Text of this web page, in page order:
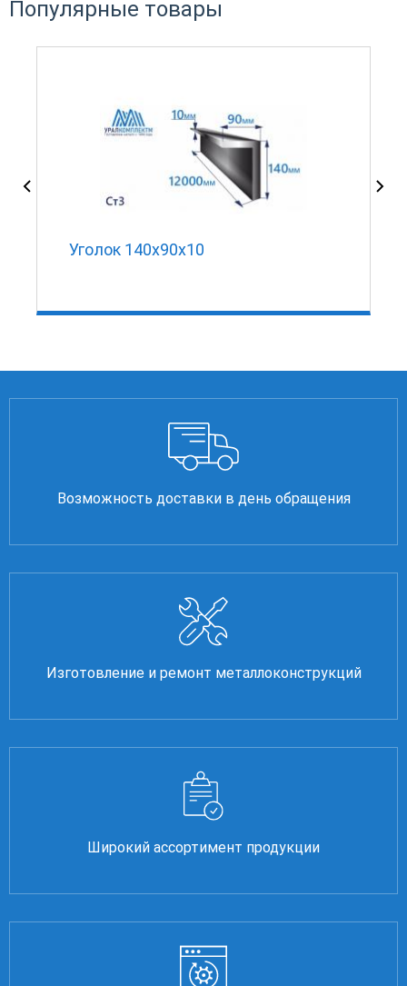
Популярные товары
Уголок 140х90х10
Возможность доставки в день обращения
Изготовление и ремонт металлоконструкций
Широкий ассортимент продукции